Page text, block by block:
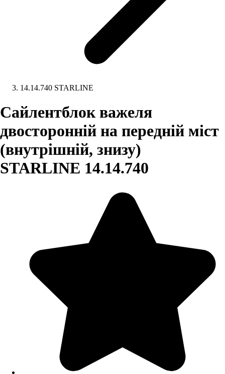
14.14.740 STARLINE
Сайлентблок важеля
двосторонній на передній міст
(внутрішній, знизу)
STARLINE 14.14.740